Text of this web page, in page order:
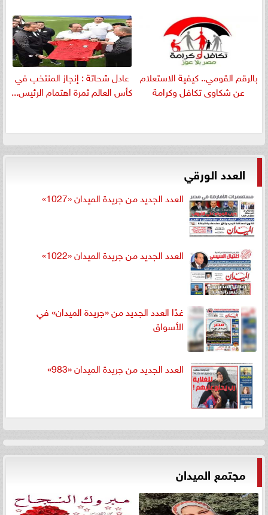
بالرقم القومي.. كيفية الاستعلام
عن شكاوى تكافل وكرامة
عادل شحاتة : إنجاز المنتخب في
كأس العالم ثمرة اهتمام الرئيس...
العدد الورقي
العدد الجديد من جريدة الميدان «1027»
العدد الجديد من جريدة الميدان «1022»
غدًا العدد الجديد من «جريدة الميدان» في
الأسواق
العدد الجديد من جريدة الميدان «983»
مجتمع الميدان